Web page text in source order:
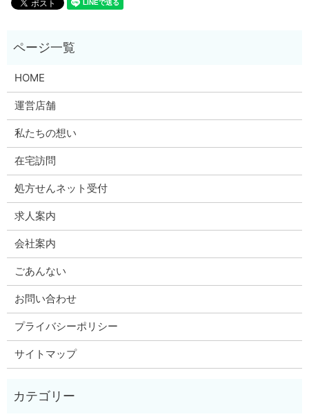
HOME
運営店舗
私たちの想い
在宅訪問
処方せんネット受付
求人案内
会社案内
ごあんない
お問い合わせ
プライバシーポリシー
サイトマップ